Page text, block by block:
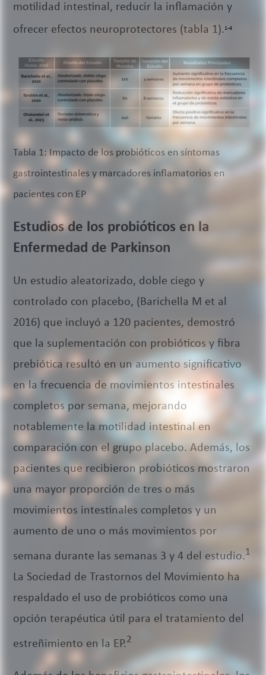
motilidad intestinal, reducir la inflamación y
ofrecer efectos neuroprotectores (tabla 1).1-4
Tabla 1: Impacto de los probióticos en síntomas
gastrointestinales y marcadores inflamatorios en
pacientes con EP
Estudios de los probióticos en la
Enfermedad de Parkinson
Un estudio aleatorizado, doble ciego y
controlado con placebo, (Barichella M et al
2016) que incluyó a 120 pacientes, demostró
que la suplementación con probióticos y fibra
prebiótica resultó en un aumento significativo
en la frecuencia de movimientos intestinales
completos por semana, mejorando
notablemente la motilidad intestinal en
comparación con el grupo placebo. Además, los
pacientes que recibieron probióticos mostraron
una mayor proporción de tres o más
movimientos intestinales completos y un
aumento de uno o más movimientos por
semana durante las semanas 3 y 4 del estudio.1
La Sociedad de Trastornos del Movimiento ha
respaldado el uso de probióticos como una
opción terapéutica útil para el tratamiento del
estreñimiento en la EP.2